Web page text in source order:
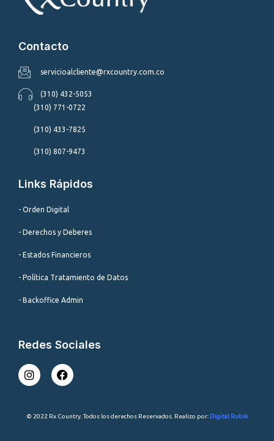
Contacto
servicioalcliente@rxcountry.com.co
(310) 432-5053
(310) 771-0722
(310) 433-7825
(310) 807-9473
Links Rápidos
- Orden Digital
- Derechos y Deberes
- Estados Financieros
- Política Tratamiento de Datos
- Backoffice Admin
Redes Sociales
I
n
a
F
a
b
© 2022 Rx Country. Todos los derechos Reservados. Realizo por: Digital Rubik